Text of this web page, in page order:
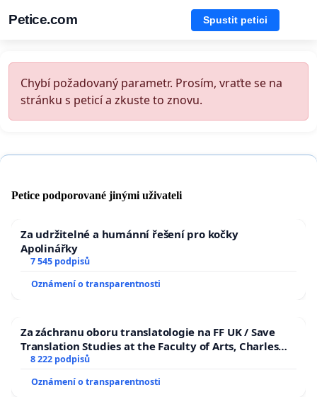
Petice.com Spustit petici
Chybí požadovaný parametr. Prosím, vraťte se na
stránku s peticí a zkuste to znovu.
Petice podporované jinými uživateli
Za udržitelné a humánní řešení pro kočky
Apolinářky
7 545 podpisů
Oznámení o transparentnosti
Za záchranu oboru translatologie na FF UK / Save
Translation Studies at the Faculty of Arts, Charles
University
8 222 podpisů
Oznámení o transparentnosti